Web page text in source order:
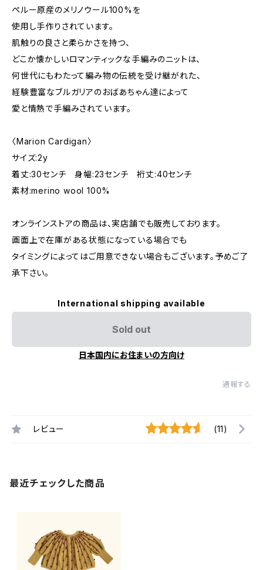
ペルー原産のメリノウール100%を
使用し手作りされています。
肌触りの良さと柔らかさを持つ、
どこか懐かしいロマンティックな手編みのニットは、
何世代にもわたって編み物の伝統を受け継がれた、
経験豊富なブルガリアのおばあちゃん達によって
愛と情熱で手編みされています。
〈Marion Cardigan〉
サイズ:2y
着丈:30センチ 身幅:23センチ 裄丈:40センチ
素材:merino wool 100%
オンラインストアの商品は、実店舗でも販売しております。
画面上で在庫がある状態になっている場合でも
タイミングによってはご用意できない場合もございます。予めご了
承下さい。
International shipping available
Sold out
日本国内にお住まいの方向け
通報する
レビュー (11)
最近チェックした商品